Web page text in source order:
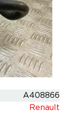
A408866
Renault